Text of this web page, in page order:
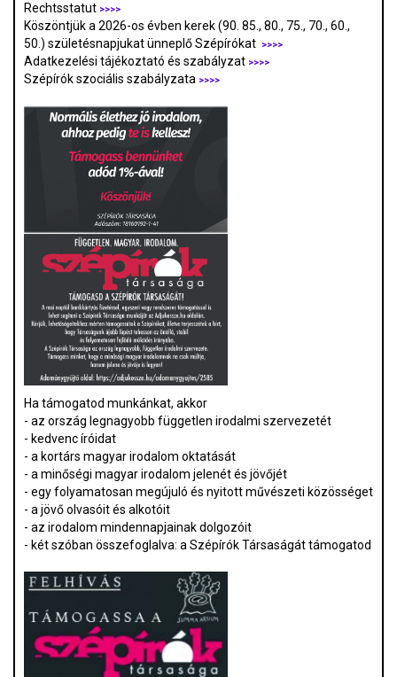
Rechtsstatut >>>>
Köszöntjük a 2026-os évben kerek (90. 85., 80., 75., 70., 60.,
50.) születésnapjukat ünneplő Szépírókat
>>>>
Adatkezelési tájékoztató és szabályzat >>>>
Szépírók szociális szabályzata >>>>
Ha támogatod munkánkat, akkor
- az ország legnagyobb független irodalmi szervezetét
- kedvenc íróidat
- a kortárs magyar irodalom oktatását
- a minőségi magyar irodalom jelenét és jövőjét
- egy folyamatosan megújuló és nyitott művészeti közösséget
- a jövő olvasóit és alkotóit
- az irodalom mindennapjainak dolgozóit
- két szóban összefoglalva: a Szépírók Társaságát támogatod